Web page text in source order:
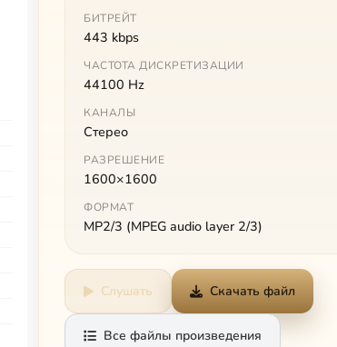
БИТРЕЙТ
443 kbps
ЧАСТОТА ДИСКРЕТИЗАЦИИ
44100 Hz
КАНАЛЫ
Стерео
РАЗРЕШЕНИЕ
1600×1600
ФОРМАТ
MP2/3 (MPEG audio layer 2/3)
Слушать Скачать файл
Все файлы произведения